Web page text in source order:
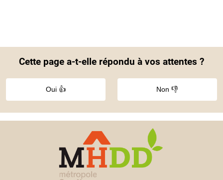
Cette page a-t-elle répondu à vos attentes ?
Oui 👍 Non 👎